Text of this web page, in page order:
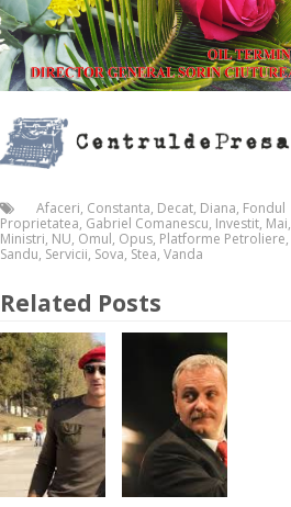
Afaceri, Constanta, Decat, Diana, Fondul
Proprietatea, Gabriel Comanescu, Investit, Mai,
Ministri, NU, Omul, Opus, Platforme Petroliere,
Sandu, Servicii, Sova, Stea, Vanda
Related Posts